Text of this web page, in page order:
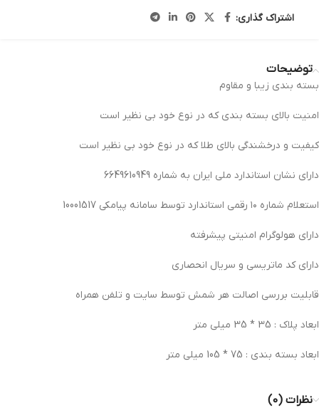
اشتراک گذاری:
توضیحات
بسته بندی زیبا و مقاوم
امنیت بالای بسته بندی که در نوع خود بی نظیر است
کیفیت و درخشندگی بالای طلا که در نوع خود بی نظیر است
دارای نشان استاندارد ملی ایران به شماره 6649610949
استعلام شماره ۱۰ رقمی استاندارد توسط سامانه پیامکی 10001517
دارای هولوگرام امنیتی پیشرفته
دارای کد ماتریسی و سریال انحصاری
قابلیت بررسی اصالت هر شمش توسط سایت و تلفن همراه
ابعاد پلاک : 35 * 35 میلی متر
ابعاد بسته بندی : 75 * 105 میلی متر
نظرات (0)